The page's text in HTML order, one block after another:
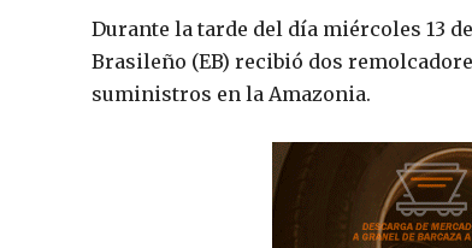
Durante la tarde del día miércoles 13
Brasileño (EB) recibió dos
suministros en la Amazonia.